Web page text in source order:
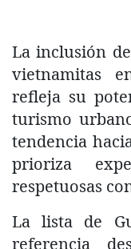
​La inclusión
vietnamitas
refleja su
turismo
tendencia
prioriza
respetuosas
La lista de
referencia